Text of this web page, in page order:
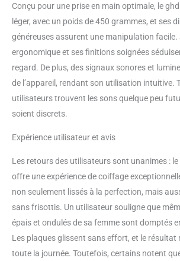
Conçu pour une prise en main optimale, le
léger, avec un poids de 450 grammes, et ses
généreuses assurent une manipulation facile.
ergonomique et ses finitions soignées
regard. De plus, des signaux sonores et
de l’appareil, rendant son utilisation intuitive.
utilisateurs trouvent les sons quelque peu
soient discrets.
Expérience utilisateur et avis
Les retours des utilisateurs sont unanimes :
offre une expérience de coiffage
non seulement lissés à la perfection, mais
sans frisottis. Un utilisateur souligne que
épais et ondulés de sa femme sont domptés
Les plaques glissent sans effort, et le résultat
toute la journée. Toutefois, certains notent